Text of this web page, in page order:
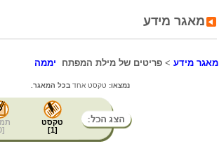
מאגר מידע
מאגר מידע > פריטים של מילת המפתח יממה
נמצאו: טקסט אחד בכל המאגר.
טקסט
[
1
]
[